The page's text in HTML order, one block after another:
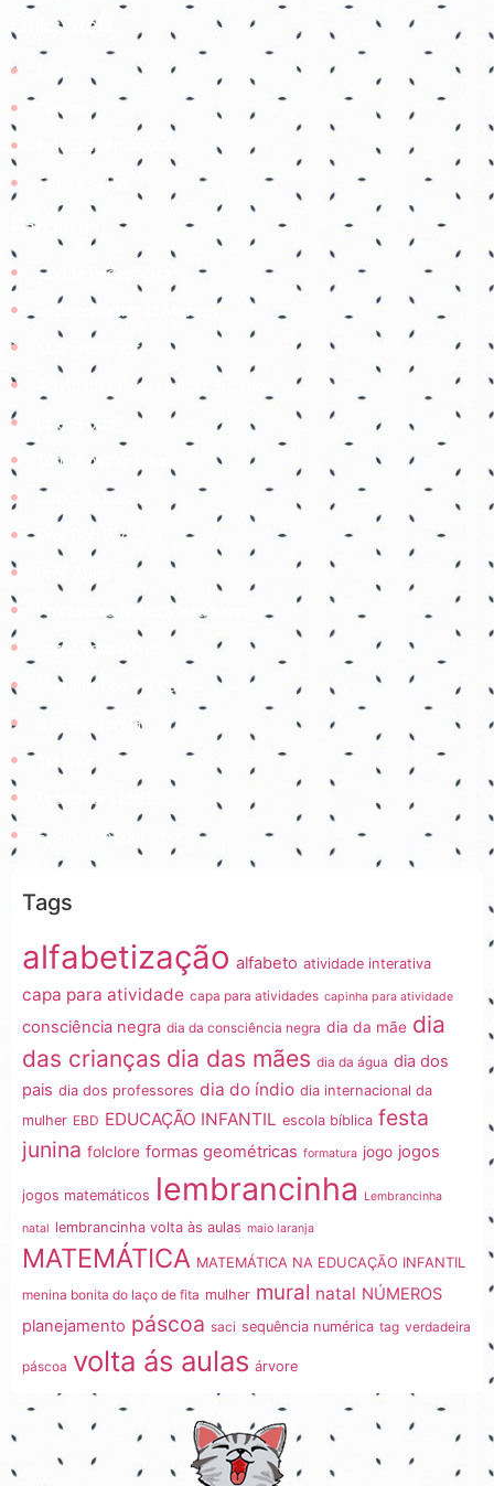
Links úteis
Contato
Política de Privacidade
Termos de Uso
Parceiros
Coruja Pedagogica
Pedagogia Ingrid Moraes
SOS professor
Atividades Pedagógicas Suzano
Etiene prof
Tudo é pedagógico
Balão de Ideias
Prof Roh Pedroso
Professora Rebeca Neumann
Jogos educativos
Coisinhas da Tia Cal
@ProfessoraGii
Professora Lisiê
Ensinando com amor
Tags
alfabetização alfabeto atividade interativa
capa para atividade capa para atividades capinha para atividade
consciência negra dia da consciência negra dia da mãe dia
das crianças dia das mães dia da água dia dos
pais dia dos professores dia do índio dia internacional da
mulher EBD EDUCAÇÃO INFANTIL escola bíblica festa
junina folclore formas geométricas formatura jogo jogos
jogos matemáticos lembrancinha Lembrancinha
natal lembrancinha volta às aulas maio laranja
MATEMÁTICA MATEMÁTICA NA EDUCAÇÃO INFANTIL
menina bonita do laço de fita mulher mural natal NÚMEROS
planejamento páscoa saci sequência numérica tag verdadeira
páscoa volta ás aulas árvore